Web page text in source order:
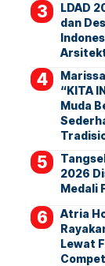
LDAD
dan
“KITA
Muda
2026
Medali
Atria
Lewat